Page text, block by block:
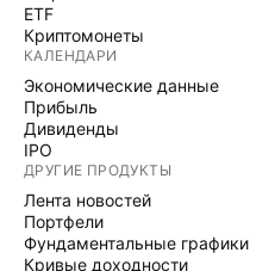
ETF
Криптомонеты
КАЛЕНДАРИ
Экономические данные
Прибыль
Дивиденды
IPO
ДРУГИЕ ПРОДУКТЫ
Лента новостей
Портфели
Фундаментальные графики
Кривые доходности